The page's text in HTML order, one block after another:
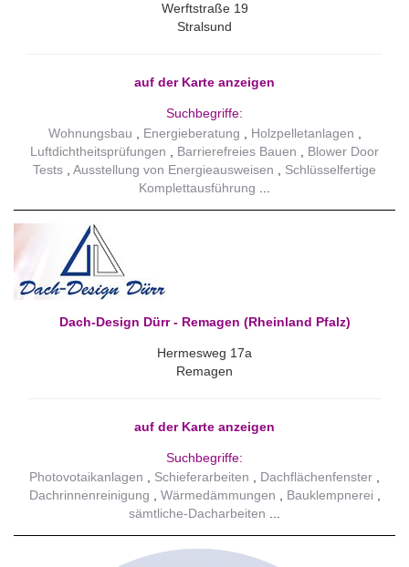
Werftstraße 19
Stralsund
auf der Karte anzeigen
Suchbegriffe:
Wohnungsbau
Energieberatung
Holzpelletanlagen
Luftdichtheitsprüfungen
Barrierefreies Bauen
Blower Door
Tests
Ausstellung von Energieausweisen
Schlüsselfertige
Komplettausführung
Dach-Design Dürr - Remagen (Rheinland Pfalz)
Hermesweg 17a
Remagen
auf der Karte anzeigen
Suchbegriffe:
Photovotaikanlagen
Schieferarbeiten
Dachflächenfenster
Dachrinnenreinigung
Wärmedämmungen
Bauklempnerei
sämtliche-Dacharbeiten